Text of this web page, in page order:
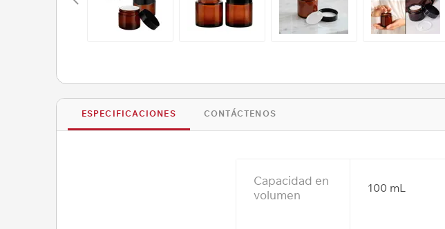
ESPECIFICACIONES CONTÁCTENOS
Capacidad en
volumen
100 mL